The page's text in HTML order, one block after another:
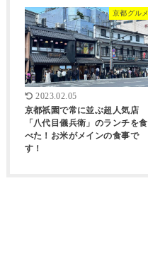
京都グルメ
2023.02.05
京都祇園で常に並ぶ超人気店
「八代目儀兵衛」のランチを食
べた！お米がメインの食事で
す！